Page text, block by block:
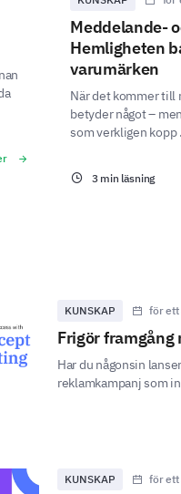
Meddelande-
Hemligheten
varumärken
När det kommer till
betyder något –
som verkligen kopp
3 min läsning
KUNSKAP för ett
Frigör
Har du någonsin
reklamkampanj som
KUNSKAP för ett